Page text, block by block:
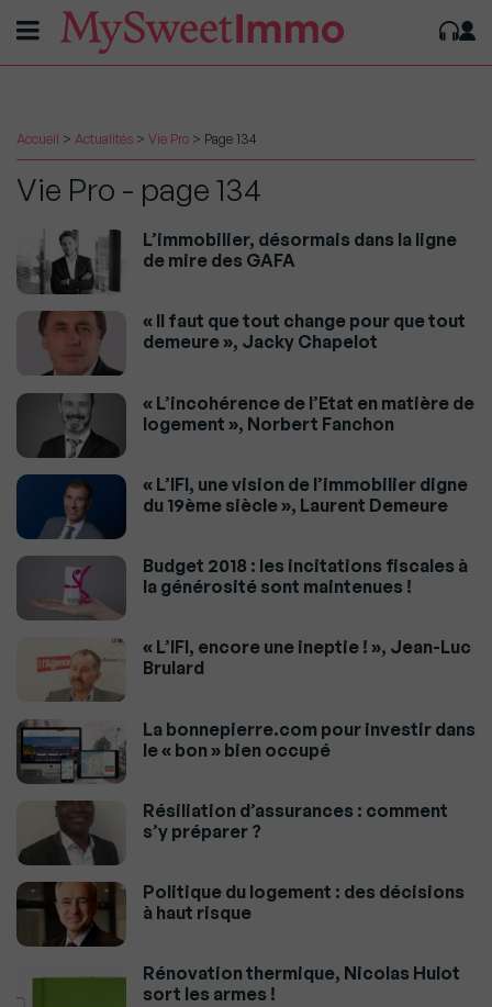
Accueil > Actualités > Vie Pro > Page 134
Vie Pro - page 134
L’immobilier, désormais dans la ligne
de mire des GAFA
« Il faut que tout change pour que tout
demeure », Jacky Chapelot
« L’incohérence de l’Etat en matière de
logement », Norbert Fanchon
« L’IFI, une vision de l’immobilier digne
du 19ème siècle », Laurent Demeure
Budget 2018 : les incitations fiscales à
la générosité sont maintenues !
« L’IFI, encore une ineptie ! », Jean-Luc
Brulard
La bonnepierre.com pour investir dans
le « bon » bien occupé
Résiliation d’assurances : comment
s’y préparer ?
Politique du logement : des décisions
à haut risque
Rénovation thermique, Nicolas Hulot
sort les armes !